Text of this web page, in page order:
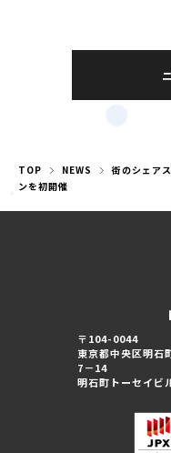
婚活パーティー（
婚活パーティー（
TOP NEWS
街のシェア
ンを初開催
〒104-0044
東京都中央区明石
7－14
明石町トーセイビ